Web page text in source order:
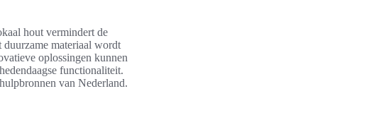
hout vermindert de
materiaal wordt
oplossingen kunnen
functionaliteit.
van Nederland.